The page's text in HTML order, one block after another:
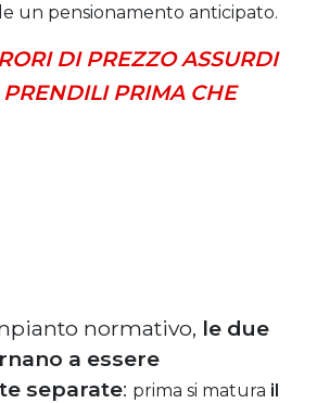
un pensionamento anticipato.
DI PREZZO ASSURDI
PRIMA CHE
normativo, le due
a essere
separate: prima si matura il